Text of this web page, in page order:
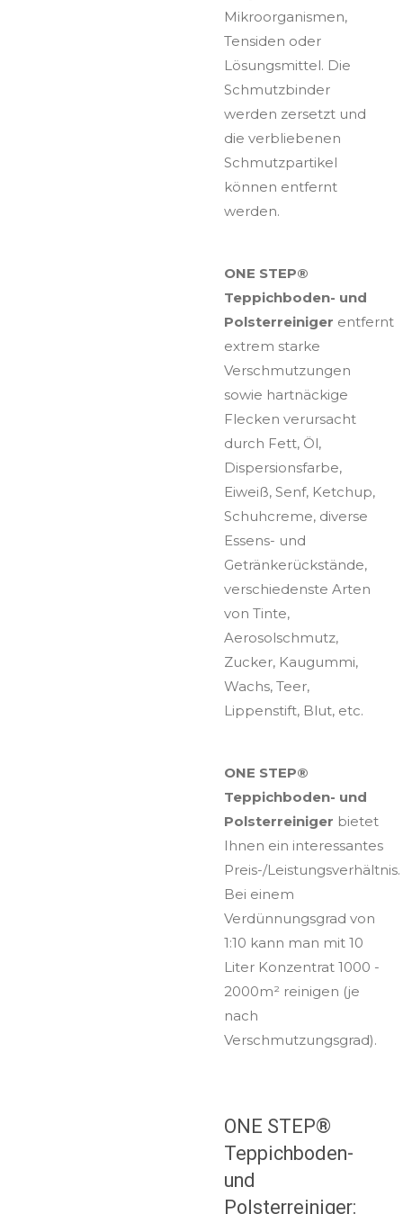
Mikroorganismen,
Tensiden oder
Lösungsmittel. Die
Schmutzbinder
werden zersetzt und
die verbliebenen
Schmutzpartikel
können entfernt
werden.
ONE STEP®
Teppichboden- und
Polsterreiniger entfernt
extrem starke
Verschmutzungen
sowie hartnäckige
Flecken verursacht
durch Fett, Öl,
Dispersionsfarbe,
Eiweiß, Senf, Ketchup,
Schuhcreme, diverse
Essens- und
Getränkerückstände,
verschiedenste Arten
von Tinte,
Aerosolschmutz,
Zucker, Kaugummi,
Wachs, Teer,
Lippenstift, Blut, etc.
ONE STEP®
Teppichboden- und
Polsterreiniger bietet
Ihnen ein interessantes
Preis-/Leistungsverhältnis.
Bei einem
Verdünnungsgrad von
1:10 kann man mit 10
Liter Konzentrat 1000 -
2000m² reinigen (je
nach
Verschmutzungsgrad).
ONE STEP®
Teppichboden-
und
Polsterreiniger: